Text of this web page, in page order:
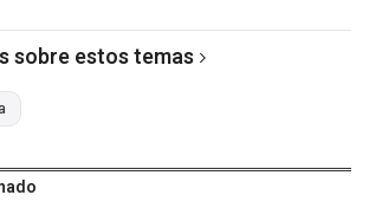
sobre estos temas